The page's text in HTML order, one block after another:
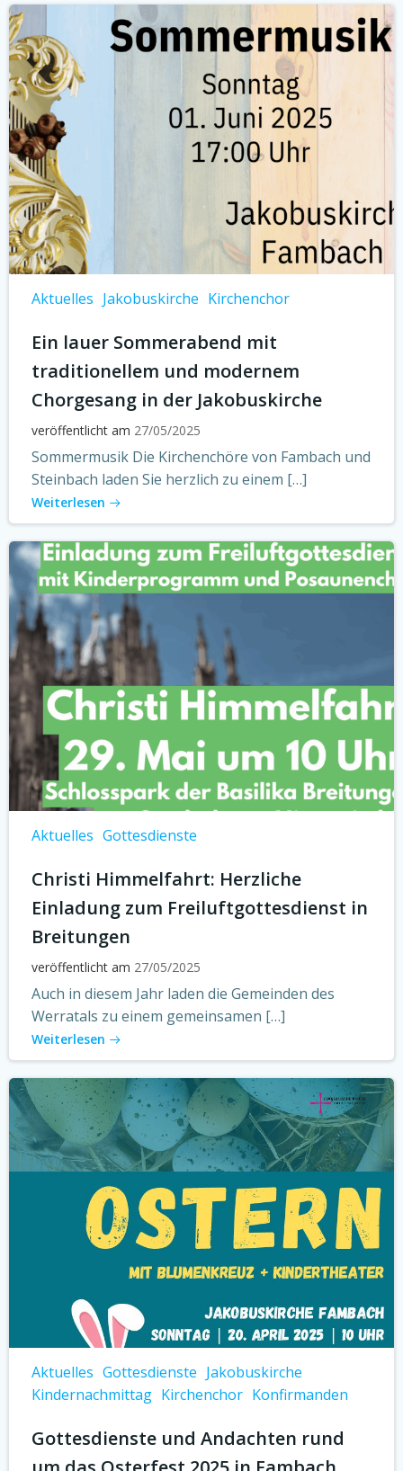
Aktuelles Jakobuskirche Kirchenchor
Ein lauer Sommerabend mit
traditionellem und modernem
Chorgesang in der Jakobuskirche
veröffentlicht am 27/05/2025
Sommermusik Die Kirchenchöre von Fambach und
Steinbach laden Sie herzlich zu einem […]
Weiterlesen
Aktuelles Gottesdienste
Christi Himmelfahrt: Herzliche
Einladung zum Freiluftgottesdienst in
Breitungen
veröffentlicht am 27/05/2025
Auch in diesem Jahr laden die Gemeinden des
Werratals zu einem gemeinsamen […]
Weiterlesen
Aktuelles Gottesdienste Jakobuskirche
Kindernachmittag Kirchenchor Konfirmanden
Gottesdienste und Andachten rund